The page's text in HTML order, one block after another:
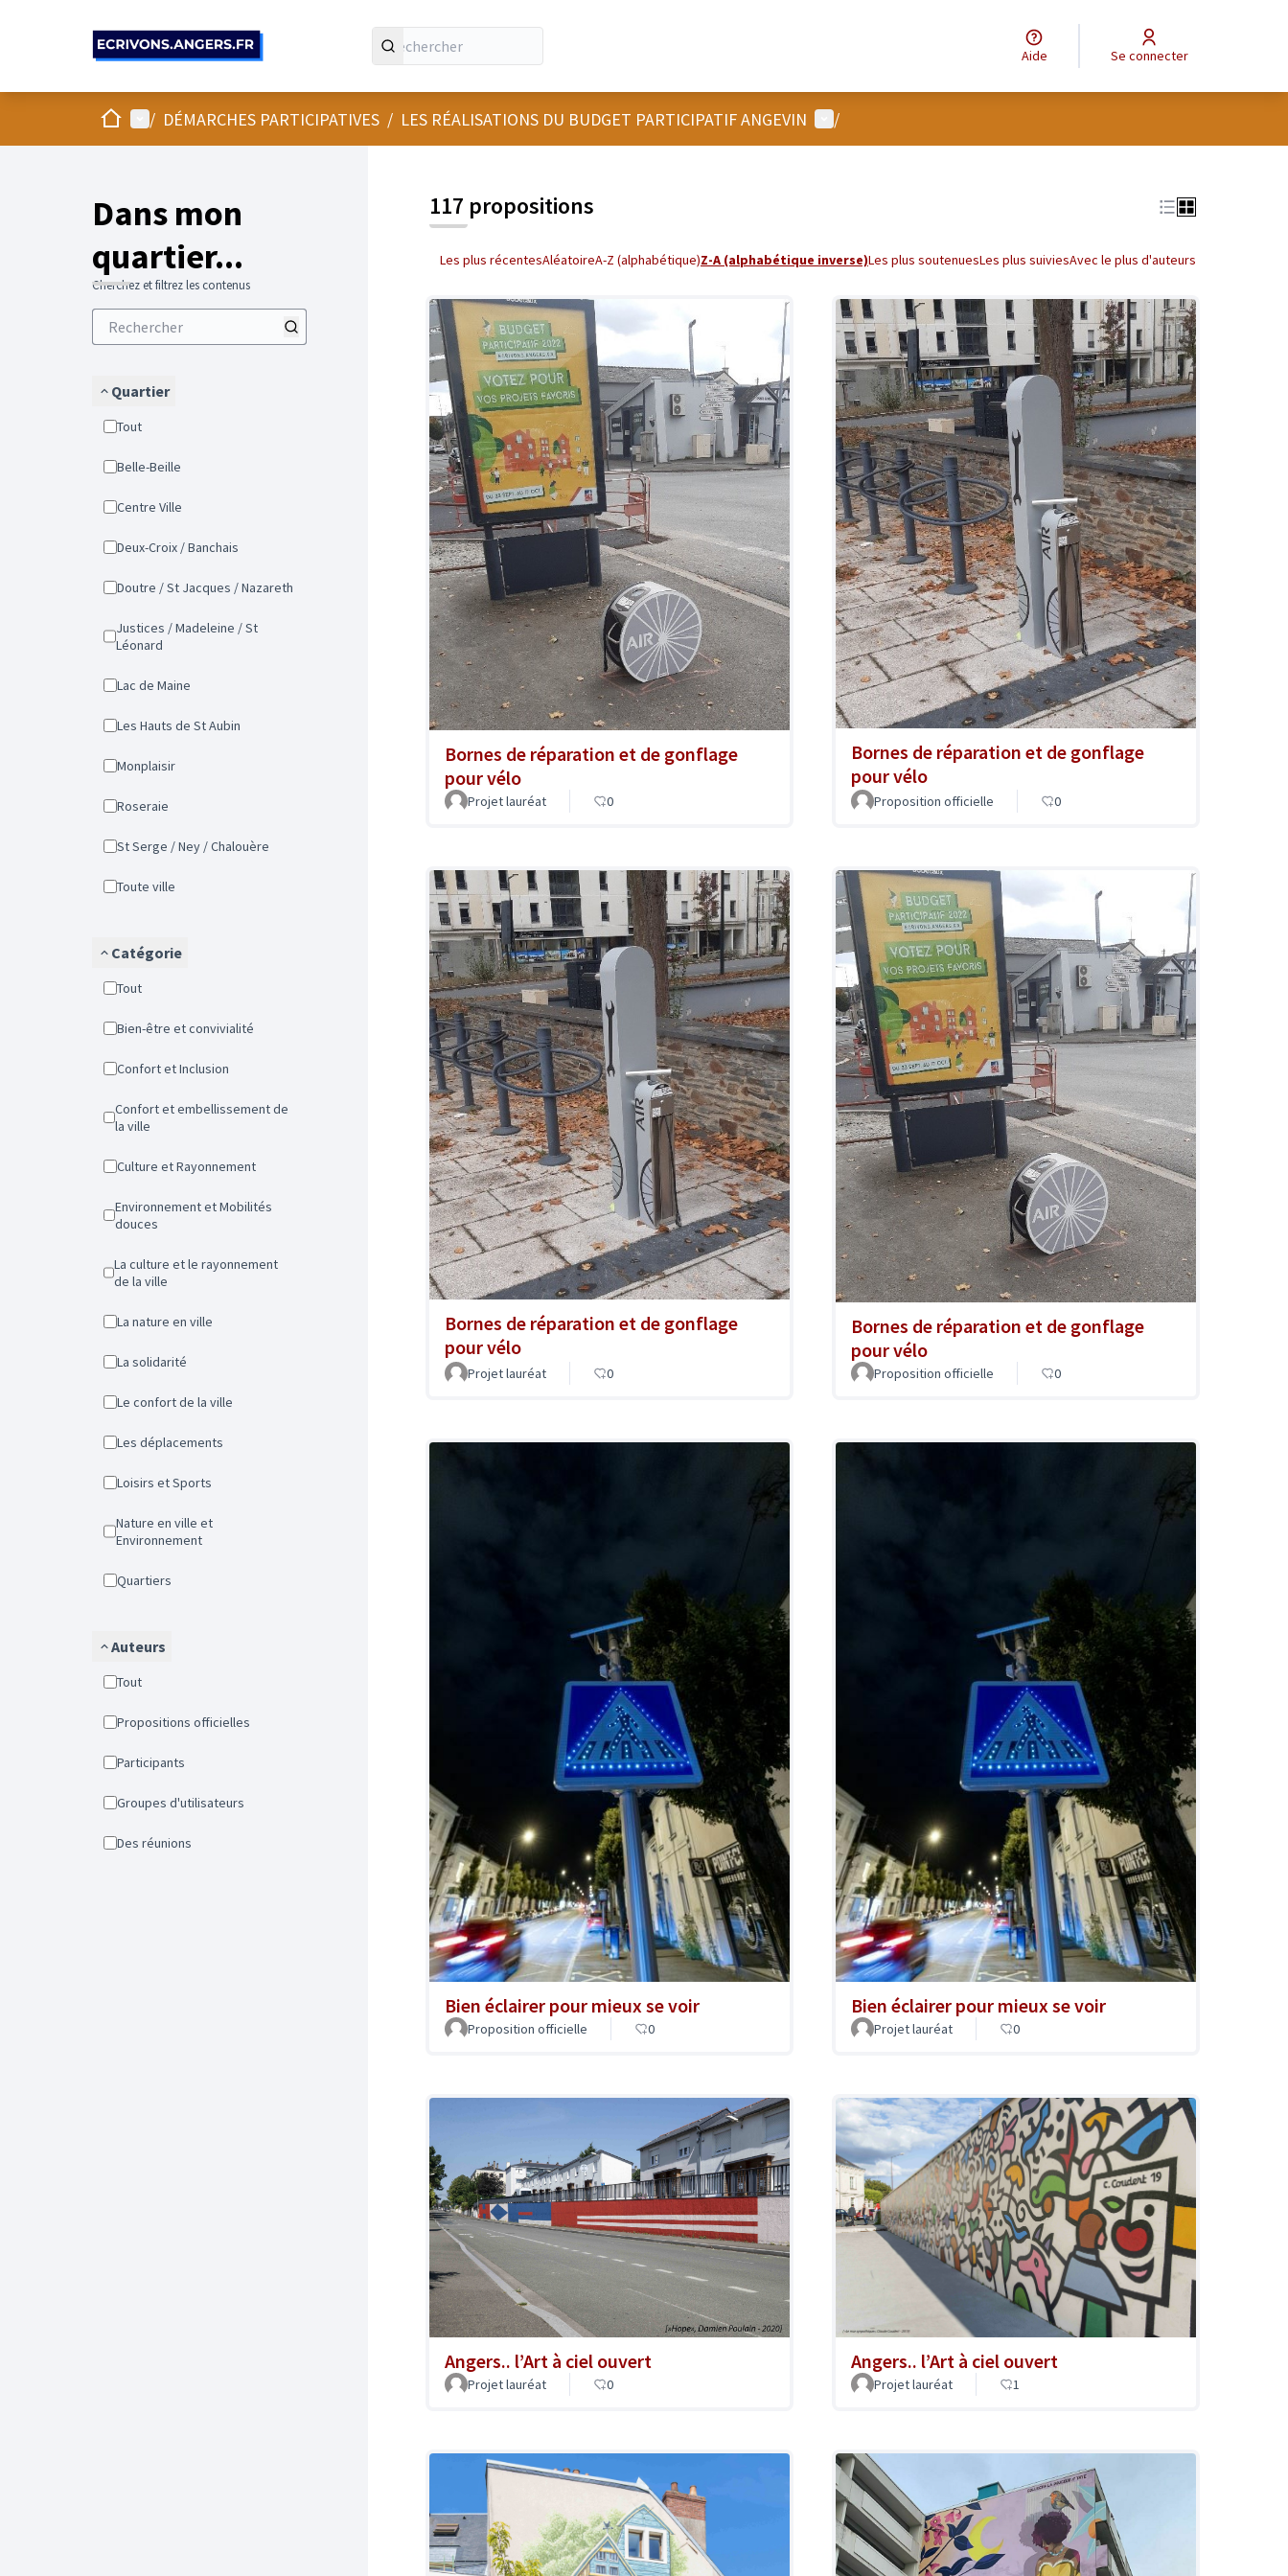
Aide Se connecter
AccueilMenu principal
/ DÉMARCHES PARTICIPATIVES / LES RÉALISATIONS DU BUDGET PARTICIPATIF ANGEVIN Menu utilisateur
/
Dans mon
quartier...
Cherchez et filtrez les contenus
Quartier
Tout
Belle-Beille
Centre Ville
Deux-Croix / Banchais
Doutre / St Jacques / Nazareth
Justices / Madeleine / St
Léonard
Lac de Maine
Les Hauts de St Aubin
Monplaisir
Roseraie
St Serge / Ney / Chalouère
Toute ville
Catégorie
Tout
Bien-être et convivialité
Confort et Inclusion
Confort et embellissement de
la ville
Culture et Rayonnement
Environnement et Mobilités
douces
La culture et le rayonnement
de la ville
La nature en ville
La solidarité
Le confort de la ville
Les déplacements
Loisirs et Sports
Nature en ville et
Environnement
Quartiers
Auteurs
Tout
Propositions officielles
Participants
Groupes d'utilisateurs
Des réunions
117 propositions
Les plus récentesAléatoireA-Z (alphabétique)Z-A (alphabétique inverse)Les plus soutenuesLes plus suiviesAvec le plus d'auteurs
Bornes de réparation et de gonflage
pour vélo
Projet lauréat 0
Bornes de réparation et de gonflage
pour vélo
Proposition officielle 0
Bornes de réparation et de gonflage
pour vélo
Projet lauréat 0
Bornes de réparation et de gonflage
pour vélo
Proposition officielle 0
Bien éclairer pour mieux se voir
Proposition officielle 0
Bien éclairer pour mieux se voir
Projet lauréat 0
Angers.. l’Art à ciel ouvert
Projet lauréat 0
Angers.. l’Art à ciel ouvert
Projet lauréat 1